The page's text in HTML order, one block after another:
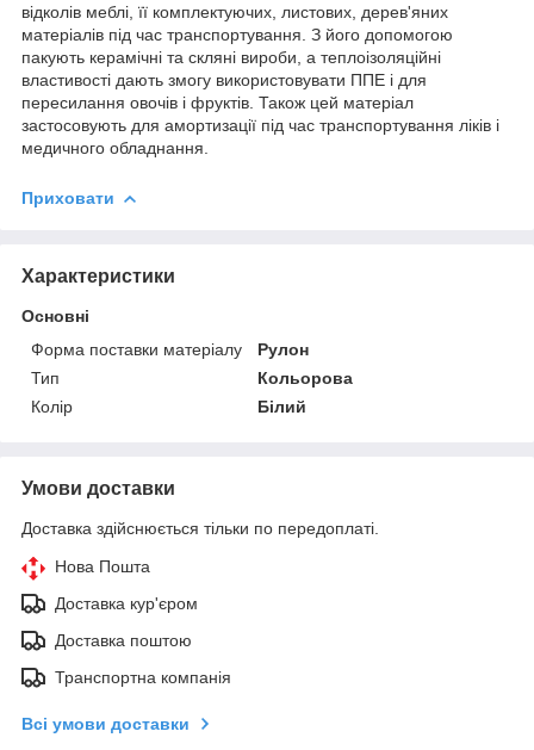
відколів меблі, її комплектуючих, листових, дерев'яних
матеріалів під час транспортування. З його допомогою
пакують керамічні та скляні вироби, а теплоізоляційні
властивості дають змогу використовувати ППЕ і для
пересилання овочів і фруктів. Також цей матеріал
застосовують для амортизації під час транспортування ліків і
медичного обладнання.
Приховати
Характеристики
Основні
Форма поставки матеріалу
Рулон
Тип
Кольорова
Колір
Білий
Умови доставки
Доставка здійснюється тільки по передоплаті.
Нова Пошта
Доставка кур'єром
Доставка поштою
Транспортна компанія
Всі умови доставки